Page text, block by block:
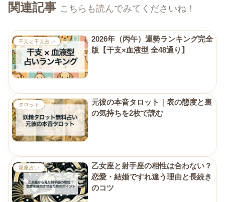
関連記事 こちらも読んでみてくださいね！
干支と干支占い
2026年（丙午）運勢ランキング完全
版【干支×血液型 全48通り】
タロット
元彼の本音タロット｜表の態度と裏
の気持ちを2枚で読む
星座占い
乙女座と射手座の相性は合わない？
恋愛・結婚ですれ違う理由と長続き
のコツ